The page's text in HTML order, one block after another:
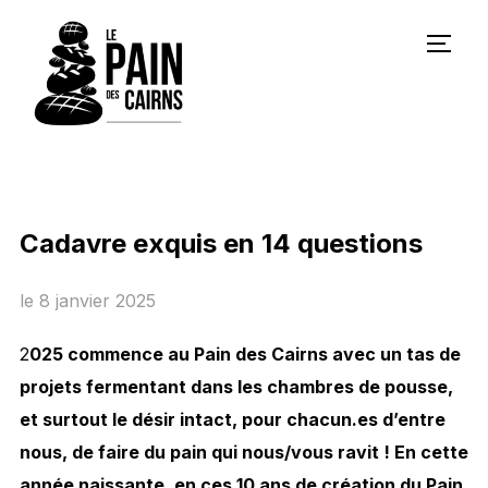
Cadavre exquis en 14 questions
le 8 janvier 2025
2025 commence au Pain des Cairns avec un tas de
projets fermentant dans les chambres de pousse,
et surtout le désir intact, pour chacun.es d’entre
nous, de faire du pain qui nous/vous ravit ! En cette